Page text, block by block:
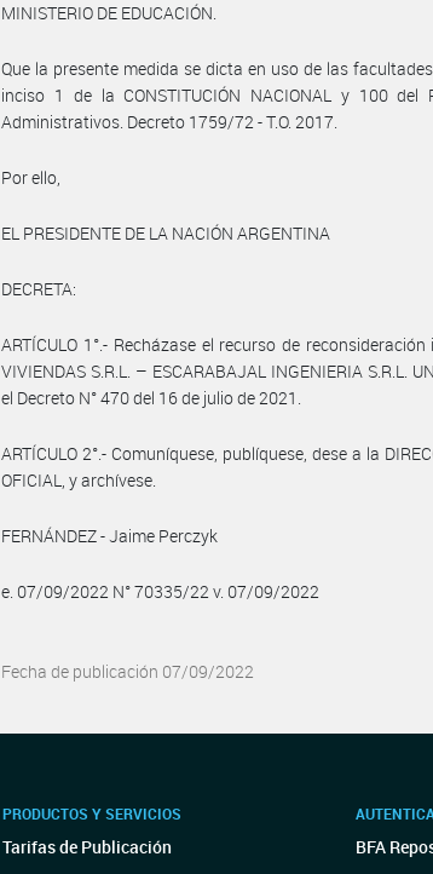
MINISTERIO DE EDUCACIÓN.
Que la presente medida se dicta en uso de las
inciso 1 de la CONSTITUCIÓN NACIONAL y 100 del
Administrativos. Decreto 1759/72 - T.O. 2017.
Por ello,
EL PRESIDENTE DE LA NACIÓN ARGENTINA
DECRETA:
ARTÍCULO 1°.- Recházase el recurso de
VIVIENDAS S.R.L. – ESCARABAJAL INGENIERIA S.R.L.
el Decreto N° 470 del 16 de julio de 2021.
ARTÍCULO 2°.- Comuníquese, publíquese, dese a la
OFICIAL, y archívese.
FERNÁNDEZ - Jaime Perczyk
e. 07/09/2022 N° 70335/22 v. 07/09/2022
Fecha de publicación 07/09/2022
PRODUCTOS Y SERVICIOS
Tarifas de Publicación
BFA